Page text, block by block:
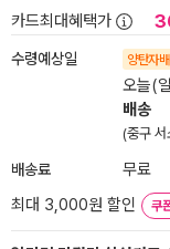
카드최대혜택가
수령예상일 양탄자
오늘(
배송
(중구
배송료
무료
최대 3,000원 할인
쿠